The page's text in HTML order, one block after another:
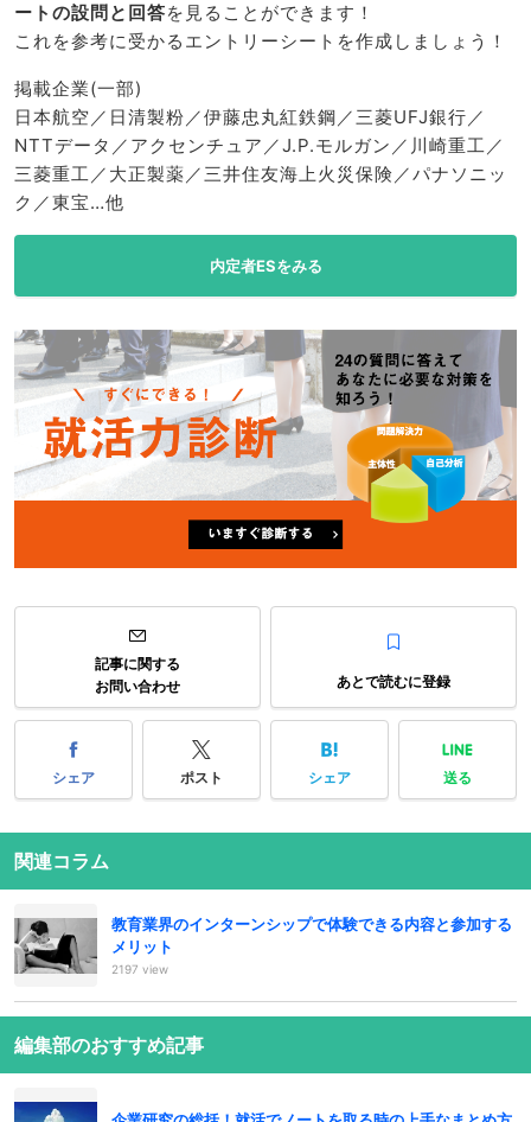
ートの設問と回答を見ることができます！
これを参考に受かるエントリーシートを作成しましょう！
掲載企業(一部)
日本航空／日清製粉／伊藤忠丸紅鉄鋼／三菱UFJ銀行／
NTTデータ／アクセンチュア／J.P.モルガン／川崎重工／
三菱重工／大正製薬／三井住友海上火災保険／パナソニッ
ク／東宝…他
内定者ESをみる
記事に関する
お問い合わせ
あとで読むに登録
シェア ポスト シェア 送る
関連コラム
教育業界のインターンシップで体験できる内容と参加する
メリット
2197 view
編集部のおすすめ記事